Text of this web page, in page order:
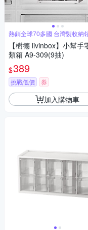
熱銷全球70多國 台灣製收納
牌
【樹德 livinbox】小幫手
類箱 A9-309(9抽)
$389
挑戰低價 券
加入購物車